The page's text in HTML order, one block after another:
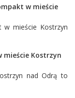
w mieście
w mieście Kostrzyn
mieście Kostrzyn
nad Odrą to